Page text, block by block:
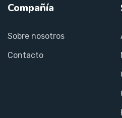
Compañía
Sobre nosotros
Contacto